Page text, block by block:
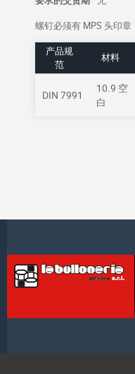
螺钉必须有 MPS 头印章
产品规
范
材料
DIN 7991
10.9 空
白